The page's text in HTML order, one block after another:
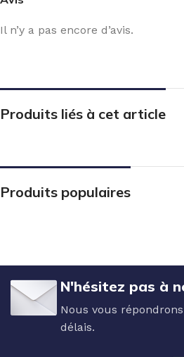
Il n’y a pas encore d’avis.
Produits liés à cet article
Produits populaires
N'hésitez pas à
Nous vous
délais.